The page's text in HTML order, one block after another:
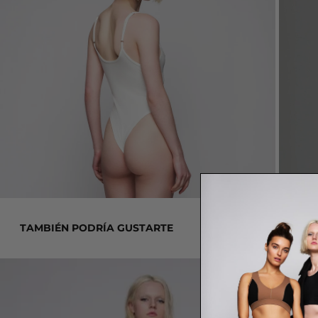
TAMBIÉN PODRÍA GUSTARTE
KAMILA BODYSUIT BLACK